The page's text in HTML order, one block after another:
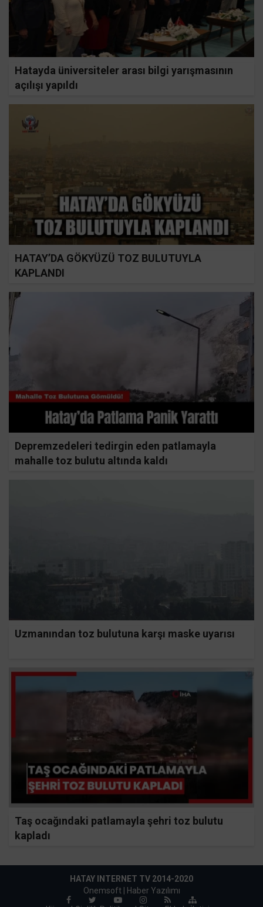
Hatayda üniversiteler arası bilgi yarışmasının
açılışı yapıldı
HATAY’DA GÖKYÜZÜ TOZ BULUTUYLA
KAPLANDI
Depremzedeleri tedirgin eden patlamayla
mahalle toz bulutu altında kaldı
Uzmanından toz bulutuna karşı maske uyarısı
Taş ocağındaki patlamayla şehri toz bulutu
kapladı
HATAY INTERNET TV 2014-2020
Onemsoft |
Haber Yazılımı